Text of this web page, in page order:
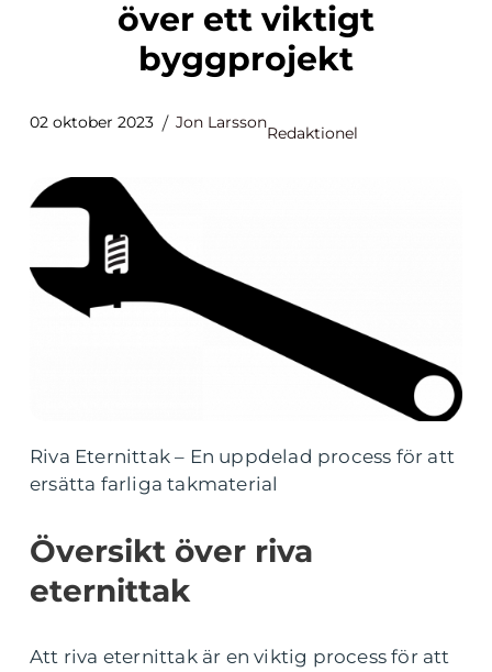
över ett viktigt
byggprojekt
02 oktober 2023 Jon Larsson
Redaktionel
Riva Eternittak – En uppdelad process för att
ersätta farliga takmaterial
Översikt över riva
eternittak
Att riva eternittak är en viktig process för att